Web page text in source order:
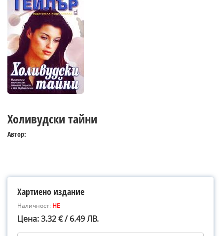
Холивудски тайни
Автор:
Хартиено издание
Наличност: НЕ
Цена: 3.32 € / 6.49 ЛВ.